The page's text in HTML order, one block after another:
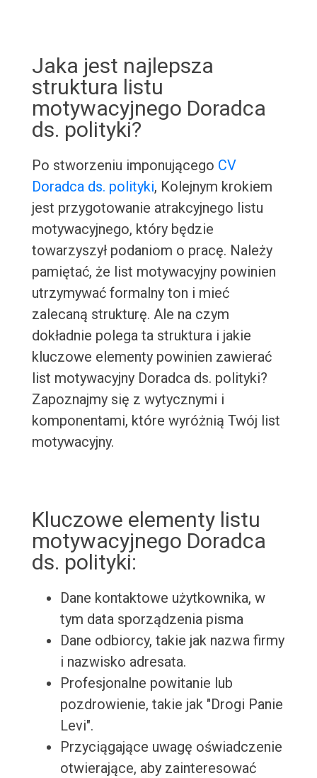
Jaka jest najlepsza
struktura listu
motywacyjnego Doradca
ds. polityki?
Po stworzeniu imponującego CV
Doradca ds. polityki, Kolejnym krokiem
jest przygotowanie atrakcyjnego listu
motywacyjnego, który będzie
towarzyszył podaniom o pracę. Należy
pamiętać, że list motywacyjny powinien
utrzymywać formalny ton i mieć
zalecaną strukturę. Ale na czym
dokładnie polega ta struktura i jakie
kluczowe elementy powinien zawierać
list motywacyjny Doradca ds. polityki?
Zapoznajmy się z wytycznymi i
komponentami, które wyróżnią Twój list
motywacyjny.
Kluczowe elementy listu
motywacyjnego Doradca
ds. polityki:
Dane kontaktowe użytkownika, w
tym data sporządzenia pisma
Dane odbiorcy, takie jak nazwa firmy
i nazwisko adresata.
Profesjonalne powitanie lub
pozdrowienie, takie jak "Drogi Panie
Levi".
Przyciągające uwagę oświadczenie
otwierające, aby zainteresować